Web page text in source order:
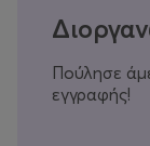
Πούλησε
εγγραφής!